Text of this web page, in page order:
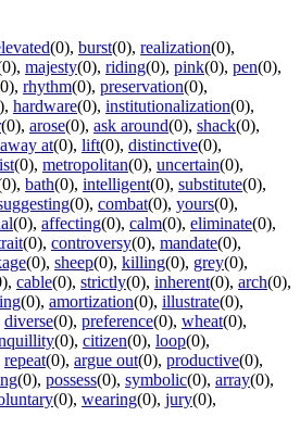
(0), burst(0), realization(0),
, majesty(0), riding(0), pink(0), pen(0),
, rhythm(0), preservation(0),
, hardware(0), institutionalization(0),
(0), arose(0), ask around(0), shack(0),
at(0), lift(0), distinctive(0),
(0), metropolitan(0), uncertain(0),
, bath(0), intelligent(0), substitute(0),
(0), combat(0), yours(0),
(0), affecting(0), calm(0), eliminate(0),
(0), controversy(0), mandate(0),
(0), sheep(0), killing(0), grey(0),
, cable(0), strictly(0), inherent(0), arch(0),
(0), amortization(0), illustrate(0),
diverse(0), preference(0), wheat(0),
(0), citizen(0), loop(0),
repeat(0), argue out(0), productive(0),
(0), possess(0), symbolic(0), array(0),
(0), wearing(0), jury(0),